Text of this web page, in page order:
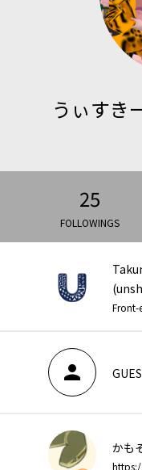
うぃすき
25
FOLLOWINGS
person
かも